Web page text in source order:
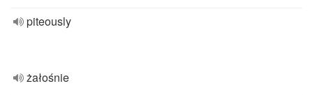
piteously
żałośnie